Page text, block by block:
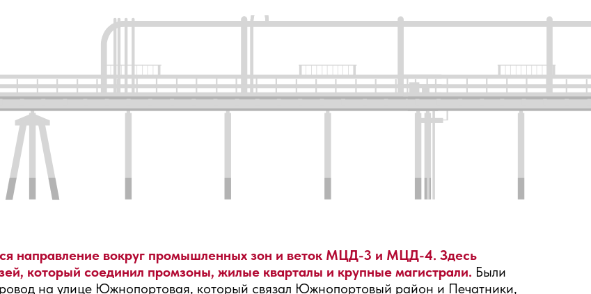
направление вокруг промышленных зон и веток МЦД-3 и МЦД-4. Здесь
который соединил промзоны, жилые кварталы и крупные магистрали. Были
на улице Южнопортовая, который связал Южнопортовый район и Печатники,